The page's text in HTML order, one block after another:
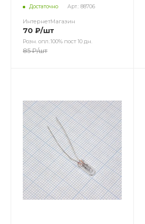
Достаточно Арт.: 88706
ИнтернетМагазин
70 ₽/шт
Розн. опл.:100% пост 10 дн.
85₽/шт